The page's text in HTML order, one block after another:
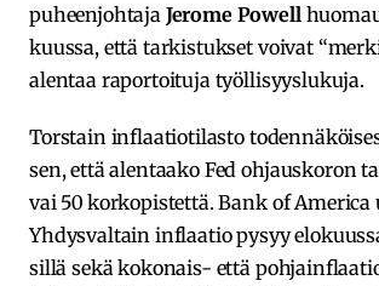
puheenjohtaja Jerome Powell
kuussa, että tarkistukset voivat
alentaa raportoituja työllisyyslukuja.
Torstain inflaatiotilasto
sen, että alentaako Fed ohjauskoron
vai 50 korkopistettä. Bank of America
Yhdysvaltain inflaatio pysyy
sillä sekä kokonais- että